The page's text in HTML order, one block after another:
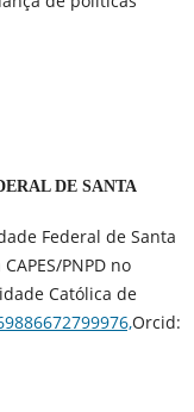
DE SANTA
Federal de Santa
PNPD no
Católica de
Orcid: